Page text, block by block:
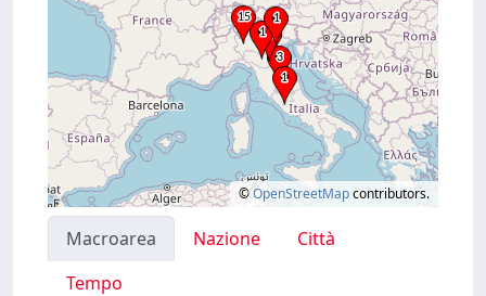
©OpenStreetMapcontributors.
Macroarea Nazione
Città
Tempo